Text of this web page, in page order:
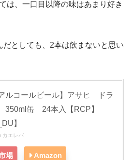
は、一口目以降の味はあまり好き
としても、2本は飲まないと思い
アルコールビール】アサヒ ドラ
350ml缶 24本入【RCP】
】
カエレバ
場 Amazon